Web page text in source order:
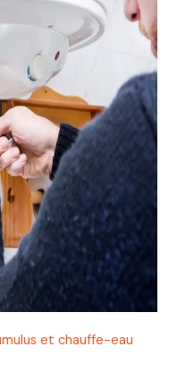
et chauffe-eau